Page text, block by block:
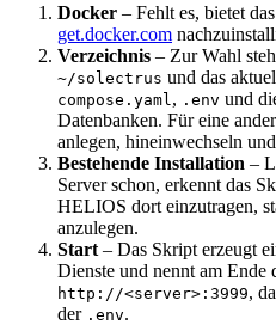
Docker – Fehlt es, bietet
get.docker.com
Verzeichnis – Zur Wahl
~/solectrus und das
compose.yaml , .env und
Datenbanken. Für eine
anlegen, hineinwechseln
Bestehende Installation –
Server schon, erkennt das
HELIOS dort einzutragen,
anzulegen.
Start – Das Skript erzeugt
Dienste und nennt am Ende
http://<server>:3999,
der .env.